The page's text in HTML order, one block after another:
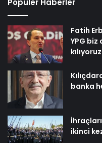
Popüler Haberler
Fatih
YPG biz
kılıyoruz
banka
ikinci